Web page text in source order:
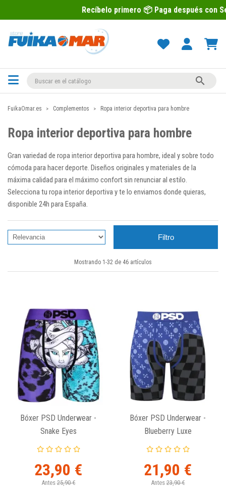
primero 📦 Paga después con Sequra 💶

FuikaOmar.es Complementos Ropa interior deportiva para hombre
Ropa interior deportiva para hombre
Gran variedad de ropa interior deportiva para hombre, ideal y sobre todo
cómoda para hacer deporte. Diseños originales y materiales de la
máxima calidad para el máximo confort sin renunciar al estilo.
Selecciona tu ropa interior deportiva y te lo enviamos donde quieras,
disponible 24h para España.
Filtro
Mostrando 1-32 de 46 artículos
Bóxer PSD Underwear -
Snake Eyes
23,90 €
Antes 25,90 €
Bóxer PSD Underwear -
Blueberry Luxe
21,90 €
Antes 23,90 €